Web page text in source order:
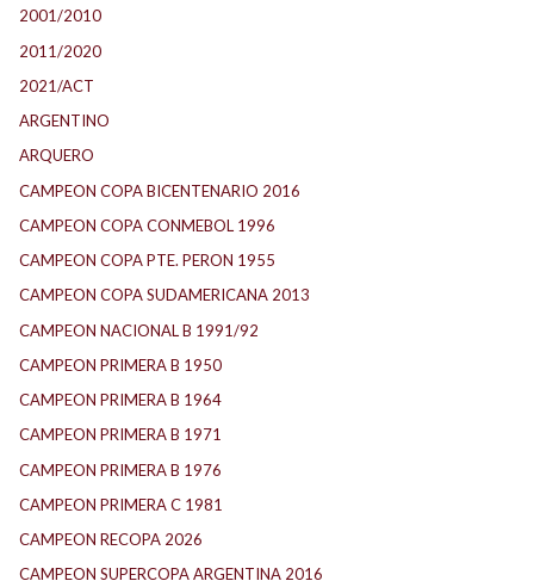
2001/2010
2011/2020
2021/ACT
ARGENTINO
ARQUERO
CAMPEON COPA BICENTENARIO 2016
CAMPEON COPA CONMEBOL 1996
CAMPEON COPA PTE. PERON 1955
CAMPEON COPA SUDAMERICANA 2013
CAMPEON NACIONAL B 1991/92
CAMPEON PRIMERA B 1950
CAMPEON PRIMERA B 1964
CAMPEON PRIMERA B 1971
CAMPEON PRIMERA B 1976
CAMPEON PRIMERA C 1981
CAMPEON RECOPA 2026
CAMPEON SUPERCOPA ARGENTINA 2016